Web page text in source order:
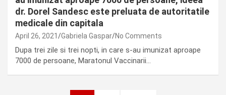
dr. Dorel Sandesc este preluata de autoritatile
medicale din capitala
April 26, 2021 Gabriela Gaspar No Comments
Dupa trei zile si trei nopti, in care s-au imunizat aproape
7000 de persoane, Maratonul Vaccinarii…